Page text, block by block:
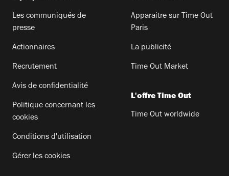
Les communiqués de
presse
Actionnaires
Recrutement
Avis de confidentialité
Politique concernant les
cookies
Conditions d'utilisation
Gérer les cookies
Apparaitre sur Time Out
Paris
La publicité
Time Out Market
L'offre Time Out
Time Out worldwide